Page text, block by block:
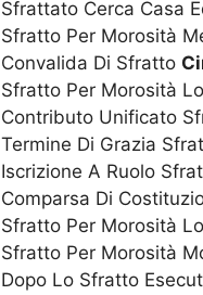
Sfrattato Cerca Casa
Sfratto Per Morosità
Convalida Di Sfratto
Sfratto Per Morosità
Contributo Unificato
Termine Di Grazia
Iscrizione A Ruolo
Comparsa Di
Sfratto Per Morosità
Sfratto Per Morosità
Dopo Lo Sfratto